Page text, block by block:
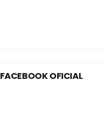
FACEBOOK OFICIAL